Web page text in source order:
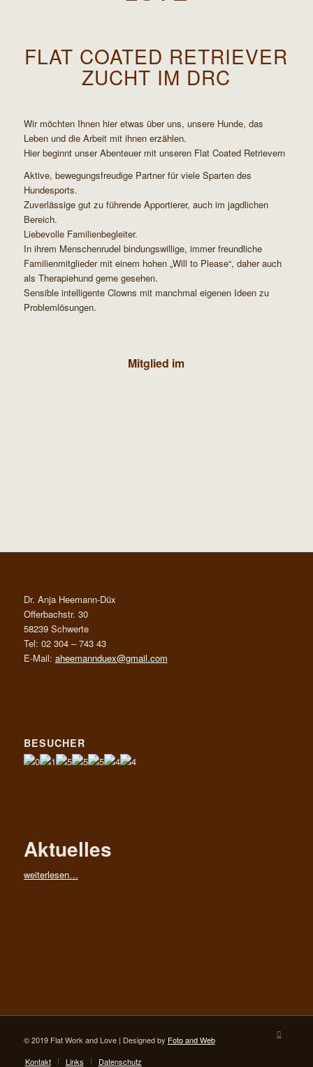
FLAT COATED RETRIEVER
ZUCHT IM DRC
Wir möchten Ihnen hier etwas über uns, unsere Hunde, das
Leben und die Arbeit mit ihnen erzählen.
Hier beginnt unser Abenteuer mit unseren Flat Coated Retrievern
Aktive, bewegungsfreudige Partner für viele Sparten des
Hundesports.
Zuverlässige gut zu führende Apportierer, auch im jagdlichen
Bereich.
Liebevolle Familienbegleiter.
In ihrem Menschenrudel bindungswillige, immer freundliche
Familienmitglieder mit einem hohen „Will to Please“, daher auch
als Therapiehund gerne gesehen.
Sensible intelligente Clowns mit manchmal eigenen Ideen zu
Problemlösungen.
Mitglied im
Dr. Anja Heemann-Düx
Offerbachstr. 30
58239 Schwerte
Tel: 02 304 – 743 43
E-Mail: aheemannduex@gmail.com
BESUCHER
Aktuelles
weiterlesen…
© 2019 Flat Work and Love | Designed by Foto and Web
Kontakt
Links Datenschutz